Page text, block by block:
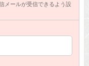
メールが受信できるよう設